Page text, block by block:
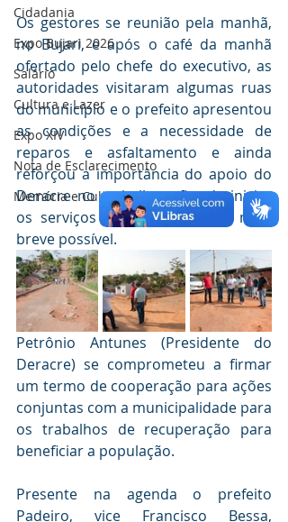
Cidadania
Expo Bujari 2026
Salário
Cultura e Lazer
Expo XIV
Nota de Esclarecimento
Memória e Cultura
Os gestores se reunião pela manhã,
no Bujari, e após o café da manhã
ofertado pelo chefe do executivo, as
autoridades visitaram algumas ruas
do município e o prefeito apresentou
as condições e a necessidade de
reparos e asfaltamento e ainda
reforçou a importância do apoio do
Deracre no trabalho, afim de iniciar
os serviços de recuperação o mais
breve possível.
Petrônio Antunes (Presidente do
Deracre) se comprometeu a firmar
um termo de cooperação para ações
conjuntas com a municipalidade para
os trabalhos de recuperação para
beneficiar a população.
Presente na agenda o prefeito
Padeiro, vice Francisco Bessa,